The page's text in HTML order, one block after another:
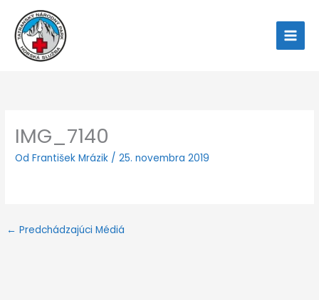
Preskočiť
obsah
IMG_7140
Od František Mrázik /25. novembra 2019
← Predchádzajúci Médiá